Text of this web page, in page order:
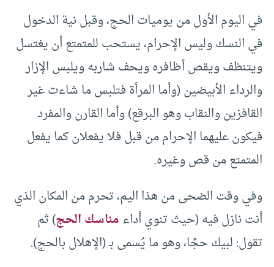
في اليوم الأول من يوميات الحج، وقبل نية الدخول
في النسك وليس الإحرام، يستحب للمتمتع أن يغتسل
ويتنظف ويقص أظافره ويحف شاربه ويلبس الإزار
والرداء الأبيضين (وأما المرأة فتلبس ما شاءت غير
القافزين والنقاب وهو البرقع) وأما القارن والمفرد
فيكون عليهما الإحرام من قبل فلا يفعلان كما يفعل
المتمتع من قص وغيره.
وفي وقت الضحى من هذا اليم، تحرم من المكان الذي
أنت نازل فيه (حيث تنوي أداءمناسك الحج) ثم
تقول: لبيك حجًا، وهو ما يُسمى بـ (الإهلال بالحج).